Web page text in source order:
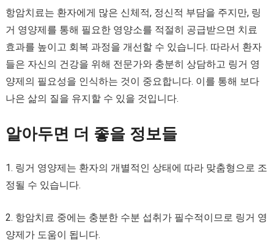
항암치료는 환자에게 많은 신체적, 정신적 부담을 주지만, 링
거 영양제를 통해 필요한 영양소를 적절히 공급받으면 치료
효과를 높이고 회복 과정을 개선할 수 있습니다. 따라서 환자
들은 자신의 건강을 위해 전문가와 충분히 상담하고 링거 영
양제의 필요성을 인식하는 것이 중요합니다. 이를 통해 보다
나은 삶의 질을 유지할 수 있을 것입니다.
알아두면 더 좋을 정보들
1. 링거 영양제는 환자의 개별적인 상태에 따라 맞춤형으로 조
정될 수 있습니다.
2. 항암치료 중에는 충분한 수분 섭취가 필수적이므로 링거 영
양제가 도움이 됩니다.